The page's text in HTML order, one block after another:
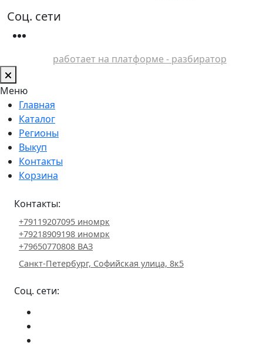
Соц. сети
работает на платформе - разбиратор
Меню
Главная
Каталог
Регионы
Выкуп
Контакты
Корзина
Контакты:
+79119207095 иномрк
+79218909198 иномрк
+79650770808 ВАЗ
Санкт-Петербург, Софийская улица, 8к5
Соц. сети: